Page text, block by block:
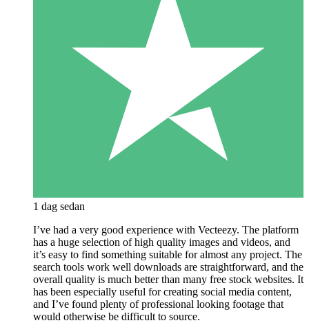
1 dag sedan
I’ve had a very good experience with Vecteezy. The platform
has a huge selection of high quality images and videos, and
it’s easy to find something suitable for almost any project. The
search tools work well downloads are straightforward, and the
overall quality is much better than many free stock websites. It
has been especially useful for creating social media content,
and I’ve found plenty of professional looking footage that
would otherwise be difficult to source.